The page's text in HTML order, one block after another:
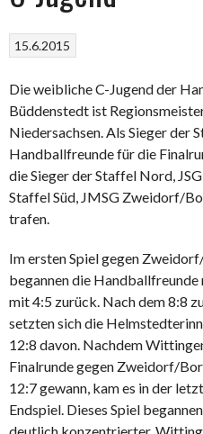
15.6.2015
Die weibliche C-Jugend der
Büddenstedt ist
Niedersachsen. Als Sieger der
Handballfreunde für die
die Sieger der Staffel Nord,
Staffel Süd, JMSG Zweidorf/
trafen.
Im ersten Spiel gegen
begannen die
mit 4:5 zurück. Nach dem 8:8
setzten sich die
12:8 davon. Nachdem
Finalrunde gegen Zweidorf/
12:7 gewann, kam es in der
Endspiel. Dieses Spiel
deutlich konzentrierter.